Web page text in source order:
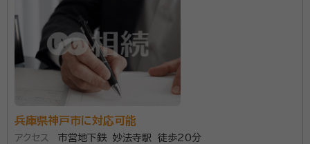
兵庫県神戸市に対応可能
アクセス
市営地下鉄 妙法寺駅 徒歩20分